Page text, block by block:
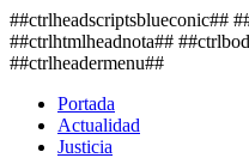
##ctrlheadscriptsblueconic##
##ctrlhtmlheadnota##
##ctrlheadermenu##
Portada
Actualidad
Justicia